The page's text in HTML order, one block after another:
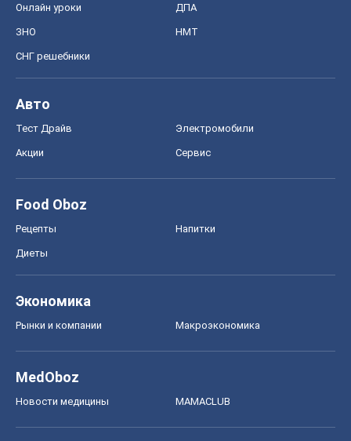
Онлайн уроки ДПА
ЗНО НМТ
СНГ решебники
Авто
Тест Драйв Электромобили
Акции Сервис
Food Oboz
Рецепты Напитки
Диеты
Экономика
Рынки и компании Mакроэкономика
MedOboz
Новости медицины MAMACLUB